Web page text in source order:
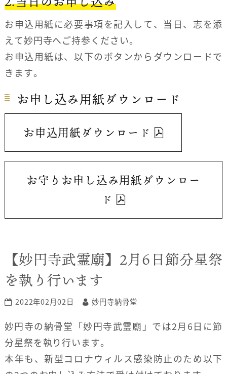
お申込用紙に必要事項を記入して、当日、志を添
えて妙円寺へご持参ください。
お申込用紙は、以下のボタンからダウンロードで
きます。
お申し込み用紙ダウンロード
お申込用紙ダウンロード
お守りお申し込み用紙ダウンロー
ド
【妙円寺武霊廟】2月6日節分星祭
を執り行います
2022年02月02日 妙円寺納骨堂
妙円寺の納骨堂「妙円寺武霊廟」では2月6日に節
分星祭を執り行います。
本年も、新型コロナウィルス感染防止のため以下